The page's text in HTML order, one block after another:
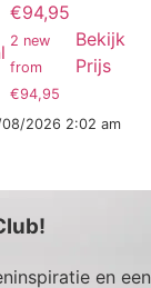
€94,95
2 new
from
€94,95
Bekijk
Prijs
08/2026 2:02 am
en een